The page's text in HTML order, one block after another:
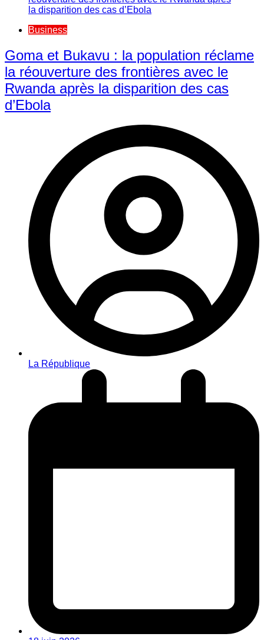
Business
Goma et Bukavu : la population réclame
la réouverture des frontières avec le
Rwanda après la disparition des cas
d’Ebola
La République